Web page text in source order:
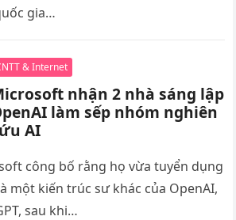
gia…
& Internet
nhận 2 nhà sáng lập
làm sếp nhóm nghiên
AI
công bố rằng họ vừa tuyển dụng
một kiến trúc sư khác của OpenAI,
sau khi…